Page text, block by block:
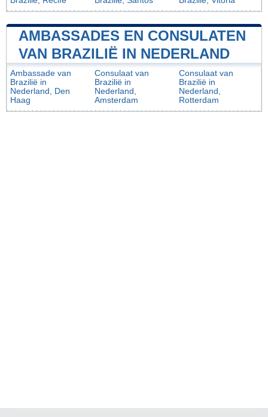
AMBASSADES EN CONSULATEN
VAN BRAZILIË IN NEDERLAND
Ambassade van
Brazilië in
Nederland, Den
Haag
Consulaat van
Brazilië in
Nederland,
Amsterdam
Consulaat van
Brazilië in
Nederland,
Rotterdam